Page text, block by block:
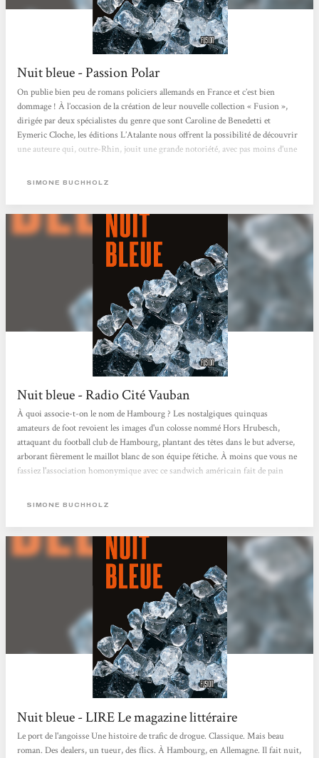
Nuit bleue - Passion Polar
On publie bien peu de romans policiers allemands en France et c’est bien
dommage ! À l’occasion de la création de leur nouvelle collection « Fusion »,
dirigée par deux spécialistes du genre que sont Caroline de Benedetti et
Eymeric Cloche, les éditions L’Atalante nous offrent la possibilité de découvrir
une auteure qui, outre-Rhin, jouit une grande notoriété, avec pas moins d’une
d’une actrice de cinéma, qui trouve son origine dans le fait qu’elle est la fille
SIMONE BUCHHOLZ
Nuit bleue - Radio Cité Vauban
À quoi associe-t-on le nom de Hambourg ? Les nostalgiques quinquas
amateurs de foot revoient les images d'un colosse nommé Hors Hrubesch,
attaquant du football club de Hambourg, plantant des têtes dans le but adverse,
arborant fièrement le maillot blanc de son équipe fétiche. À moins que vous ne
fassiez l'association homonymique avec ce sandwich américain fait de pain
car le mot hamburger a bien une étymologie germanique. Mais Hambourg est
que connaît...
SIMONE BUCHHOLZ
Nuit bleue - LIRE Le magazine littéraire
Le port de l'angoisse Une histoire de trafic de drogue. Classique. Mais beau
roman. Des dealers, un tueur, des flics. À Hambourg, en Allemagne. Il fait nuit,